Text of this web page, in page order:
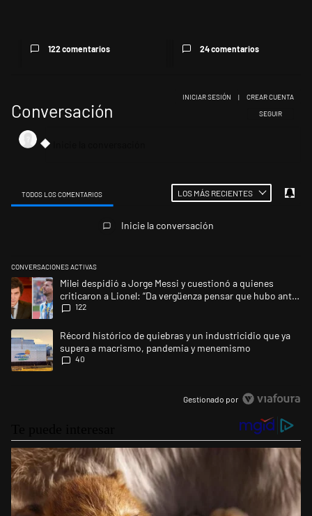
122 comentarios 24 comentarios
Conversación SIGA ESTA
SEGUIR
INICIAR SESIÓN | CREAR CUENTA
TODOS LOS COMENTARIOS LOS MÁS RECIENTES
Inicie la conversación
CONVERSACIONES ACTIVAS
Este listado muestra los artículos con más comentarios en los últimos
Un artículo de tendencia con el título "Milei despidió a Jorge Messi y
Milei despidió a Jorge Messi y cuestionó a quienes
criticaron a Lionel: “Da vergüenza pensar que hubo anti-
Messi”
122
Un artículo de tendencia con el título "Récord histórico de quiebras y
Récord histórico de quiebras y un industricidio que ya
supera a macrismo, pandemia y menemismo
40
Gestionado por